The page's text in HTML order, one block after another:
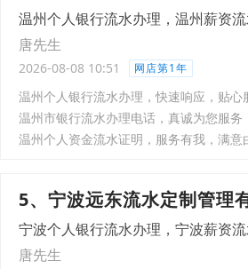
温州个人银行流水办理，温州薪资
唐先生
2026-08-08 10:51 网店第1年
温州个人银行流水办理，快速响应，贴心
温州市银行流水办理电话，真诚为您服务
温州个人资金流水证明，服务有我，满意
5、宁波远东流水定制管理
宁波个人银行流水办理，宁波薪资
唐先生